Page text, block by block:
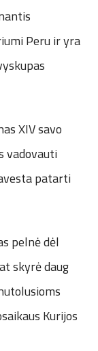
Peru ir yra
XIV savo
vadovauti
patarti
pelnė dėl
skyrė daug
Kurijos